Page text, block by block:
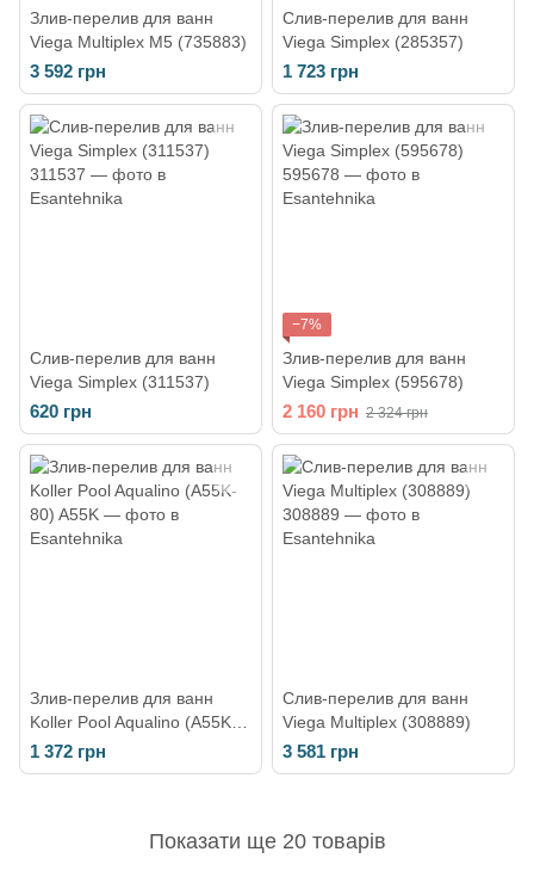
Злив-перелив для ванн
Viega Multiplex M5 (735883)
3 592 грн
Слив-перелив для ванн
Viega Simplex (285357)
1 723 грн
Слив-перелив для ванн
Viega Simplex (311537)
620 грн
−7%
Злив-перелив для ванн
Viega Simplex (595678)
2 160 грн 2 324 грн
Злив-перелив для ванн
Koller Pool Aqualino (A55K-
80)
1 372 грн
Слив-перелив для ванн
Viega Multiplex (308889)
3 581 грн
Показати ще 20 товарів